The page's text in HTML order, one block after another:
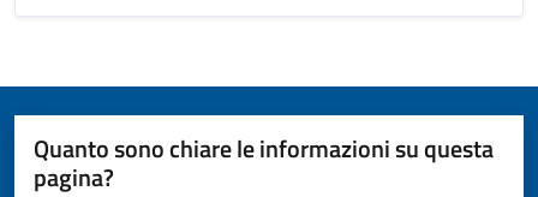
Quanto sono chiare le informazioni su questa
pagina?